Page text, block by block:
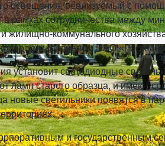
освещения, реализуемый с
в рамках сотрудничества между
жилищно-коммунального
филиалом ПАО
установит светодиодные
ламп старого образца, и имеют
новые светильники появятся в
и государственным